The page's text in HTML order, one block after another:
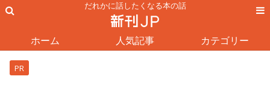
だれかに話したくなる本の話
ホーム 人気記事 カテゴリー
PR